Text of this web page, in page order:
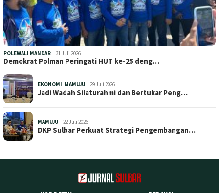
POLEWALI MANDAR 31 Juli 2026
Demokrat Polman Peringati HUT ke-25 deng…
EKONOMI, MAMUJU 29 Juli 2026
Jadi Wadah Silaturahmi dan Bertukar Peng…
MAMUJU 22 Juli 2026
DKP Sulbar Perkuat Strategi Pengembangan…